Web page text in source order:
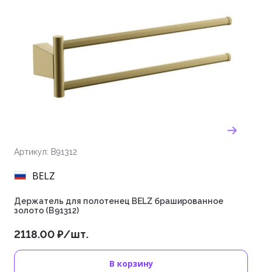
Артикул: B91312
BELZ
Держатель для полотенец BELZ брашированное
золото (B91312)
2118.00 ₽/шт.
В корзину